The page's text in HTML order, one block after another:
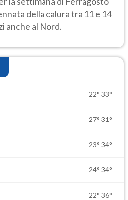
della calura tra 11 e 14
anche al Nord.
22° 33°
27° 31°
23° 34°
24° 34°
22° 36°